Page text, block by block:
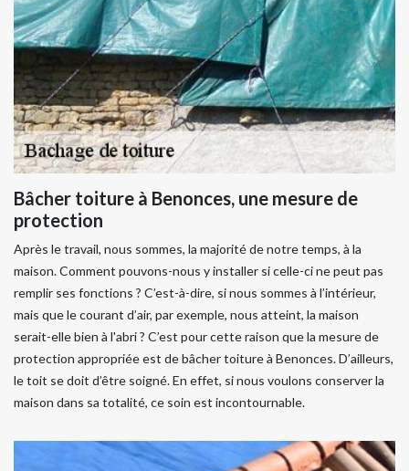
Bâcher toiture à Benonces, une mesure de
protection
Après le travail, nous sommes, la majorité de notre temps, à la
maison. Comment pouvons-nous y installer si celle-ci ne peut pas
remplir ses fonctions ? C’est-à-dire, si nous sommes à l’intérieur,
mais que le courant d’air, par exemple, nous atteint, la maison
serait-elle bien à l'abri ? C’est pour cette raison que la mesure de
protection appropriée est de bâcher toiture à Benonces. D’ailleurs,
le toit se doit d’être soigné. En effet, si nous voulons conserver la
maison dans sa totalité, ce soin est incontournable.